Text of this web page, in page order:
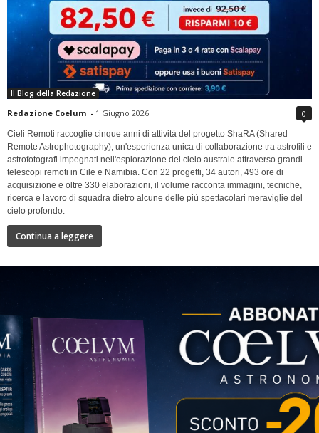
Il Blog della Redazione
Redazione Coelum - 1 Giugno 2026 0
Cieli Remoti raccoglie cinque anni di attività del progetto ShaRA (Shared
Remote Astrophotography), un'esperienza unica di collaborazione tra astrofili e
astrofotografi impegnati nell'esplorazione del cielo australe attraverso grandi
telescopi remoti in Cile e Namibia. Con 22 progetti, 34 autori, 493 ore di
acquisizione e oltre 330 elaborazioni, il volume racconta immagini, tecniche,
ricerca e lavoro di squadra dietro alcune delle più spettacolari meraviglie del
cielo profondo.
Continua a leggere